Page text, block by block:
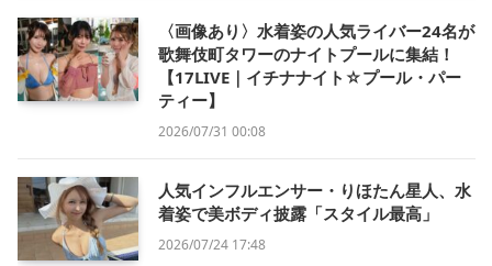
〈画像あり〉水着姿の人気ライバー24名が
歌舞伎町タワーのナイトプールに集結！
【17LIVE｜イチナナイト☆プール・パー
ティー】
2026/07/31 00:08
人気インフルエンサー・りほたん星人、水
着姿で美ボディ披露「スタイル最高」
2026/07/24 17:48